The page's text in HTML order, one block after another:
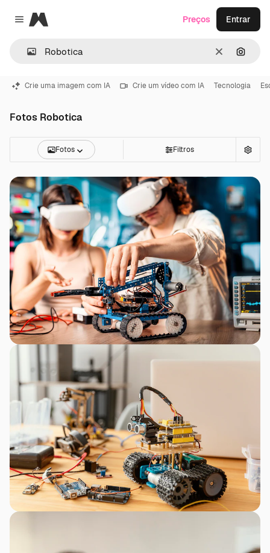
Close menu
Magnific
Limpar
Preços Entrar
Crie uma imagem com IA Crie um vídeo com IA Tecnologia
Fotos Robotica
Fotos Filtros